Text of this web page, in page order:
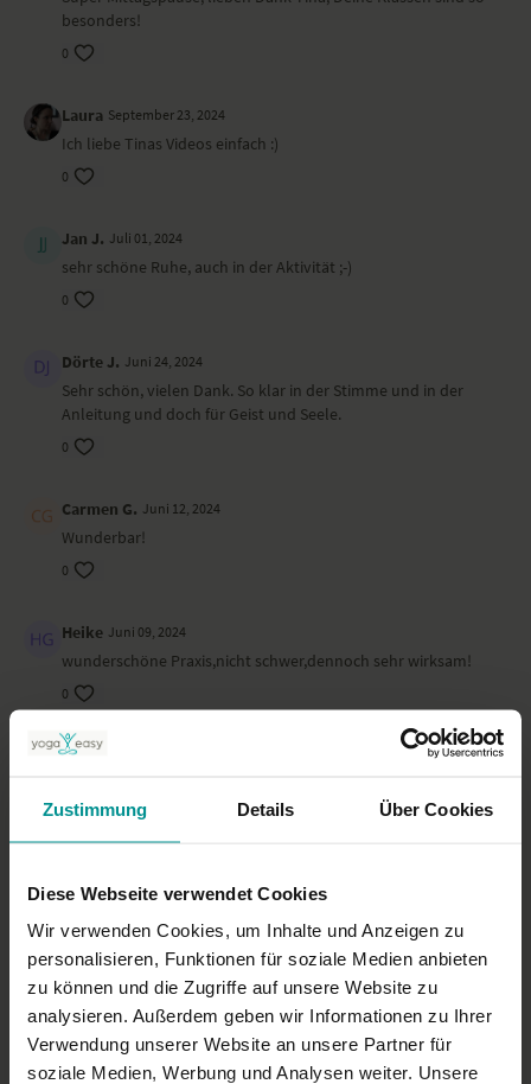
Zustimmung Details Über Cookies
Diese Webseite verwendet Cookies
Wir verwenden Cookies, um Inhalte und Anzeigen zu
personalisieren, Funktionen für soziale Medien anbieten
zu können und die Zugriffe auf unsere Website zu
analysieren. Außerdem geben wir Informationen zu Ihrer
Verwendung unserer Website an unsere Partner für
soziale Medien, Werbung und Analysen weiter. Unsere
Dieses Video ist eine Aufzeichnung einer unserer Live-Klassen, daher
ist es möglich, dass die Video- oder Tonqualität nicht der gewohnten
YogaEasy-Qualität entspricht.
besonders!
0
Laura September 23, 2024
Ich liebe Tinas Videos einfach :)
0
Jan J. Juli 01, 2024
sehr schöne Ruhe, auch in der Aktivität ;-)
0
Dörte J. Juni 24, 2024
Sehr schön, vielen Dank. So klar in der Stimme und in der
Anleitung und doch für Geist und Seele.
0
Carmen G. Juni 12, 2024
Wunderbar!
0
Heike Juni 09, 2024
wunderschöne Praxis,nicht schwer,dennoch sehr wirksam!
0
Heidi H.
grippebedingter pause (wie habe ich yoga vermisst!!!). die
verspannten körper, der so lange herumgelegen ist, fühle
mich sofort besser - danke!
0
Mehr laden